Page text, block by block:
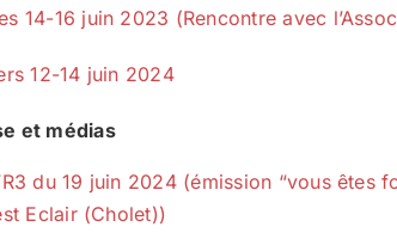
14-16 juin 2023 (Rencontre avec
12-14 juin 2024
et médias
du 19 juin 2024 (émission “vous êtes
Eclair (Cholet))